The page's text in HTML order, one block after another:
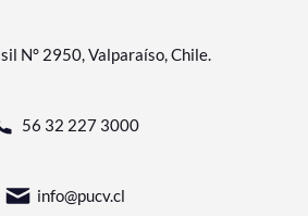
N° 2950, Valparaíso, Chile.
56 32 227 3000
info@pucv.cl